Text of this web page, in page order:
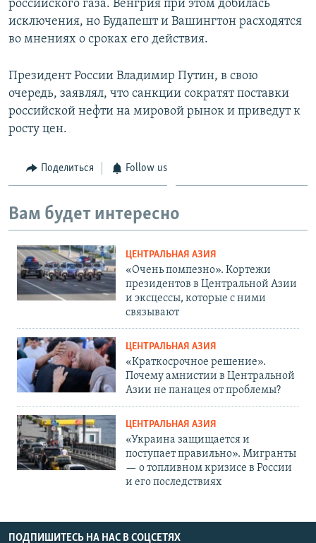
российского газа. Венгрия при этом добилась
исключения, но Будапешт и Вашингтон расходятся
во мнениях о сроках его действия.
Президент России Владимир Путин, в свою
очередь, заявлял, что санкции сократят поставки
российской нефти на мировой рынок и приведут к
росту цен.
Поделиться Follow us
Вам будет интересно
ЦЕНТРАЛЬНАЯ АЗИЯ
«Очень помпезно». Кортежи
президентов в Центральной Азии
и эксцессы, которые с ними
связывают
ЦЕНТРАЛЬНАЯ АЗИЯ
«Краткосрочное решение».
Почему амнистии в Центральной
Азии не панацея от проблемы?
ЦЕНТРАЛЬНАЯ АЗИЯ
«Украина защищается и
поступает правильно». Мигранты
— о топливном кризисе в России
и его последствиях
ПОДПИШИТЕСЬ НА НАС В СОЦСЕТЯХ